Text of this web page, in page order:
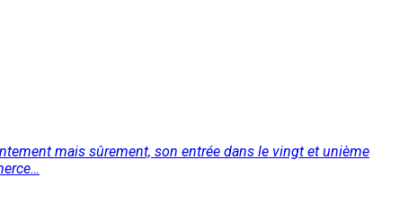
mais sûrement, son entrée dans le vingt et unième